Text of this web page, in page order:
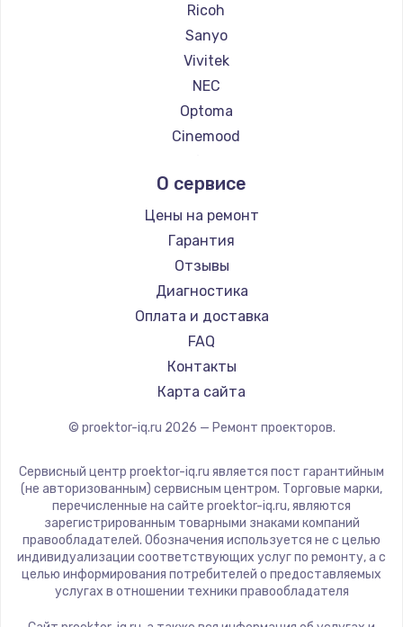
Ricoh
Sanyo
Vivitek
NEC
Optoma
Cinemood
Barco
Xgimi
Canon
JVC
Casio
Hiper
HITACHI
Panasonic
Hisense
О сервисе
Цены на ремонт
Гарантия
Отзывы
Диагностика
Оплата и доставка
FAQ
Контакты
Карта сайта
© proektor-iq.ru 2026 — Ремонт проекторов.
Сервисный центр proektor-iq.ru является пост гарантийным
(не авторизованным) сервисным центром. Торговые марки,
перечисленные на сайте proektor-iq.ru, являются
зарегистрированным товарными знаками компаний
правообладателей. Обозначения используется не с целью
индивидуализации соответствующих услуг по ремонту, а с
целью информирования потребителей о предоставляемых
услугах в отношении техники правообладателя